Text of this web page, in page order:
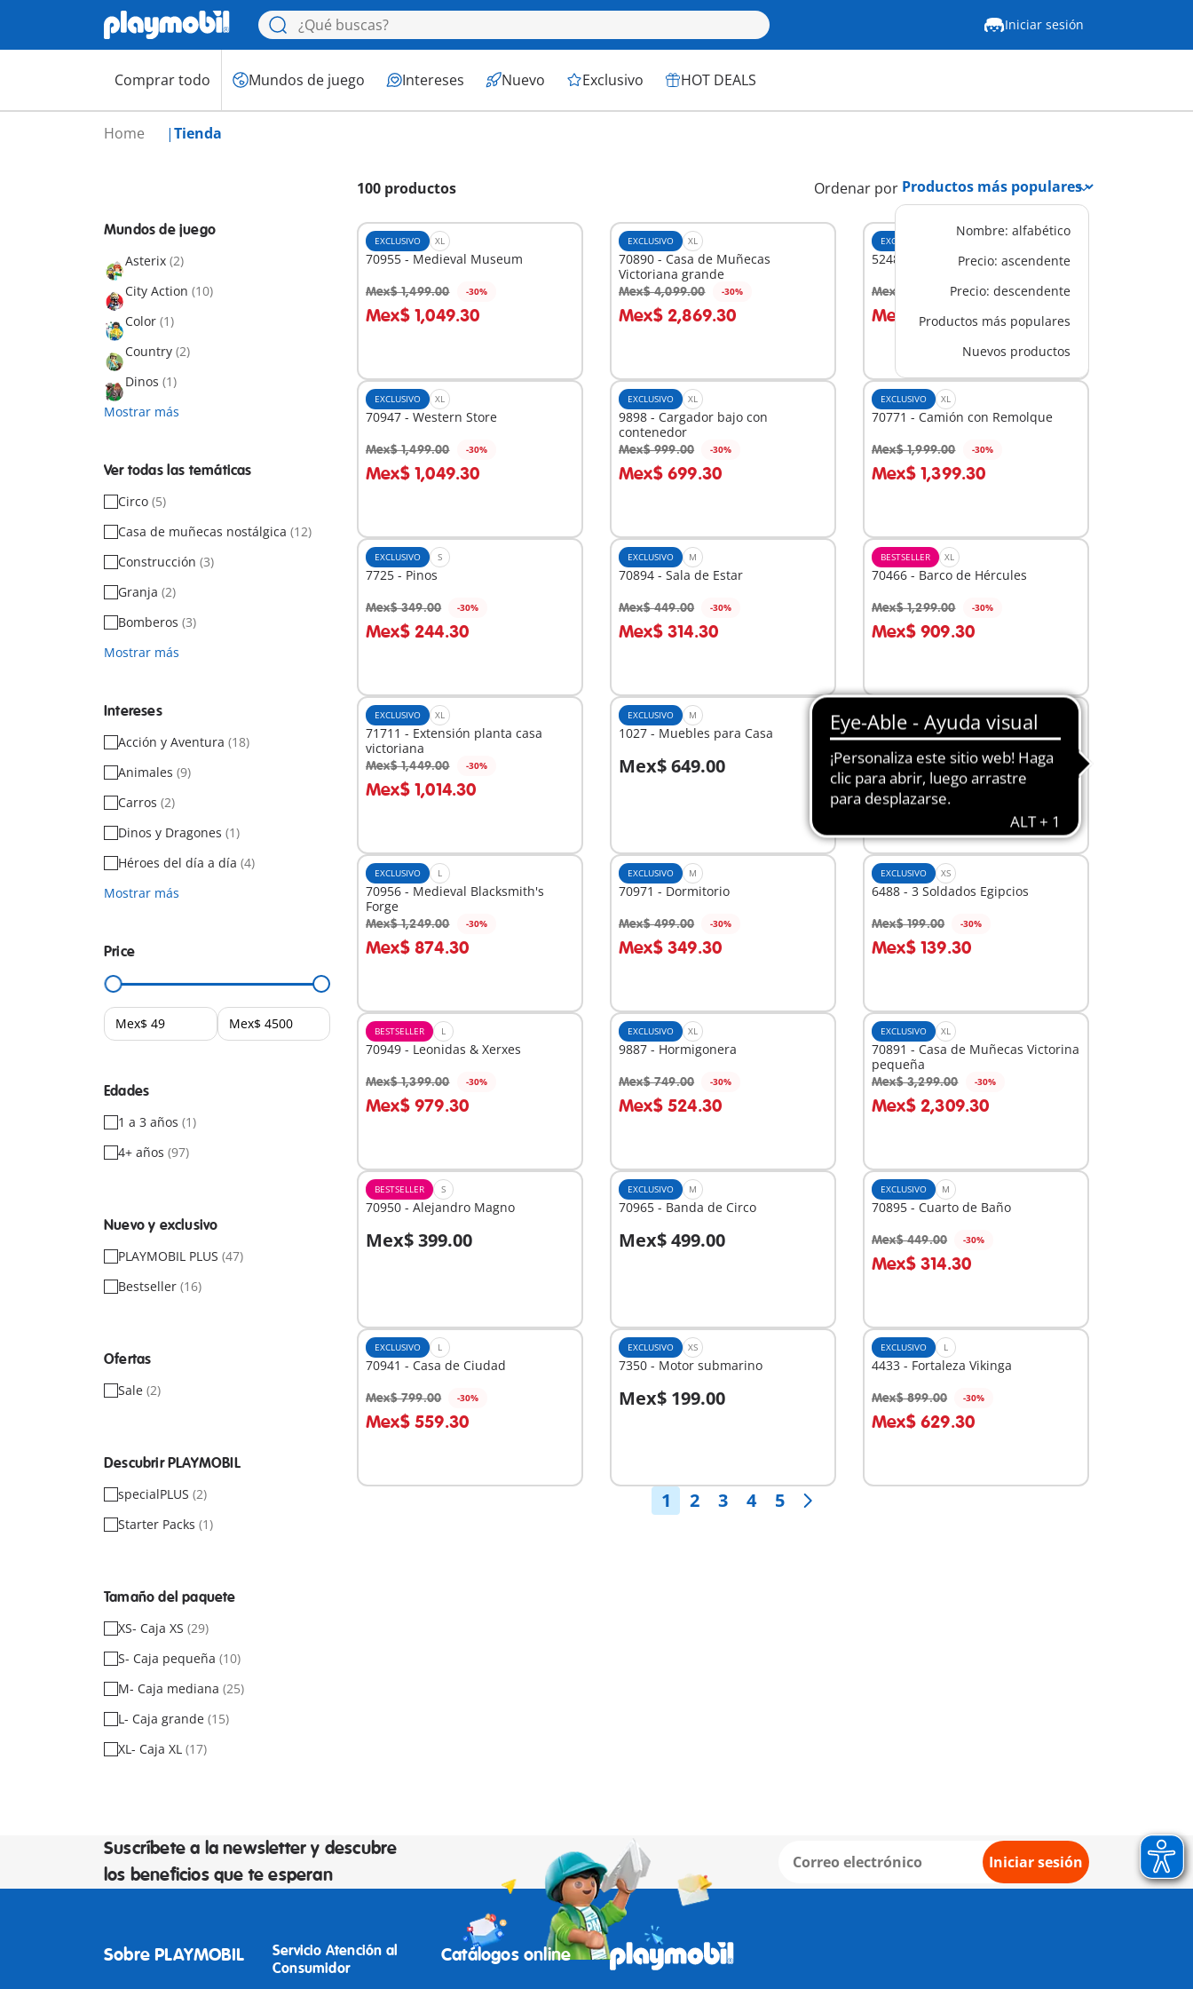
Iniciar sesión
Comprar todo Mundos de juego Intereses Nuevo Exclusivo HOT DEALS
Home Tienda
100 productos Ordenar por
Nombre: alfabético
Precio: ascendente
Precio: descendente
Productos más populares
Nuevos productos
Mundos de juego
Asterix (2)
City Action (10)
Color (1)
Country (2)
Dinos (1)
Mostrar más
Ver todas las temáticas
Circo (5)
Casa de muñecas nostálgica (12)
Construcción (3)
Granja (2)
Bomberos (3)
Mostrar más
Intereses
Acción y Aventura (18)
Animales (9)
Carros (2)
Dinos y Dragones (1)
Héroes del día a día (4)
Mostrar más
Price
Edades
1 a 3 años (1)
4+ años (97)
Nuevo y exclusivo
PLAYMOBIL PLUS (47)
Bestseller (16)
Ofertas
Sale (2)
Descubrir PLAYMOBIL
specialPLUS (2)
Starter Packs (1)
Tamaño del paquete
XS- Caja XS (29)
S- Caja pequeña (10)
M- Caja mediana (25)
L- Caja grande (15)
XL- Caja XL (17)
EXCLUSIVO XL
70955 - Medieval Museum
Mex$ 1,499.00 -30%
Mex$ 1,049.30
A la cesta
EXCLUSIVO XL
70890 - Casa de Muñecas
Victoriana grande
Mex$ 4,099.00 -30%
Mex$ 2,869.30
A la cesta
EXCLUSIVO
5248 - Caravana con Bandidos
Mex$ 649.00 -30%
Mex$ 454.30
EXCLUSIVO XL
70947 - Western Store
Mex$ 1,499.00 -30%
Mex$ 1,049.30
A la cesta
EXCLUSIVO XL
9898 - Cargador bajo con
contenedor
Mex$ 999.00 -30%
Mex$ 699.30
A la cesta
EXCLUSIVO XL
70771 - Camión con Remolque
Mex$ 1,999.00 -30%
Mex$ 1,399.30
A la cesta
EXCLUSIVO S
7725 - Pinos
Mex$ 349.00 -30%
Mex$ 244.30
A la cesta
EXCLUSIVO M
70894 - Sala de Estar
Mex$ 449.00 -30%
Mex$ 314.30
A la cesta
BESTSELLER XL
70466 - Barco de Hércules
Mex$ 1,299.00 -30%
Mex$ 909.30
A la cesta
EXCLUSIVO XL
71711 - Extensión planta casa
victoriana
Mex$ 1,449.00 -30%
Mex$ 1,014.30
A la cesta
EXCLUSIVO M
1027 - Muebles para Casa
Mex$ 649.00
A la cesta
EXCLUSIVO
70769 - Gran Portacontenedor con
Barco Aduanero
Mex$ 2,999.00 -30%
Mex$ 2,099.30
A la cesta
EXCLUSIVO L
70956 - Medieval Blacksmith's
Forge
Mex$ 1,249.00 -30%
Mex$ 874.30
A la cesta
EXCLUSIVO M
70971 - Dormitorio
Mex$ 499.00 -30%
Mex$ 349.30
A la cesta
EXCLUSIVO XS
6488 - 3 Soldados Egipcios
Mex$ 199.00 -30%
Mex$ 139.30
A la cesta
BESTSELLER L
70949 - Leonidas & Xerxes
Mex$ 1,399.00 -30%
Mex$ 979.30
A la cesta
EXCLUSIVO XL
9887 - Hormigonera
Mex$ 749.00 -30%
Mex$ 524.30
A la cesta
EXCLUSIVO XL
70891 - Casa de Muñecas Victorina
pequeña
Mex$ 3,299.00 -30%
Mex$ 2,309.30
A la cesta
BESTSELLER S
70950 - Alejandro Magno
Mex$ 399.00
A la cesta
EXCLUSIVO M
70965 - Banda de Circo
Mex$ 499.00
A la cesta
EXCLUSIVO M
70895 - Cuarto de Baño
Mex$ 449.00 -30%
Mex$ 314.30
A la cesta
EXCLUSIVO L
70941 - Casa de Ciudad
Mex$ 799.00 -30%
Mex$ 559.30
A la cesta
EXCLUSIVO XS
7350 - Motor submarino
Mex$ 199.00
A la cesta
EXCLUSIVO L
4433 - Fortaleza Vikinga
Mex$ 899.00 -30%
Mex$ 629.30
A la cesta
1 2 3 4 5
Suscríbete a la newsletter y descubre
los beneficios que te esperan
Iniciar sesión
Sobre PLAYMOBIL
Servicio Atención al
Consumidor
Catálogos online